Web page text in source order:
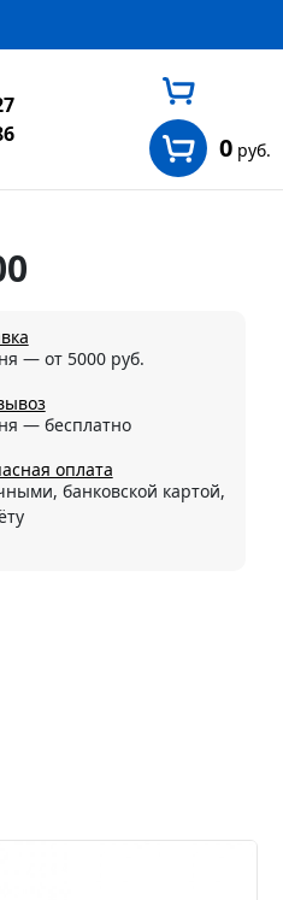
0руб.
— от 5000 руб.
— бесплатно
оплата
банковской картой,